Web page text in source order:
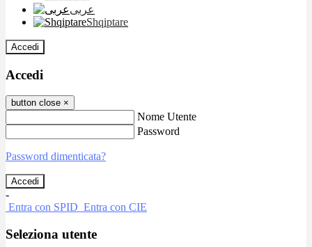
عربى
Shqiptare
Accedi
Accedi
button close ×
Nome Utente
Password
Password dimenticata?
-
Entra con SPID Entra con CIE
Seleziona utente